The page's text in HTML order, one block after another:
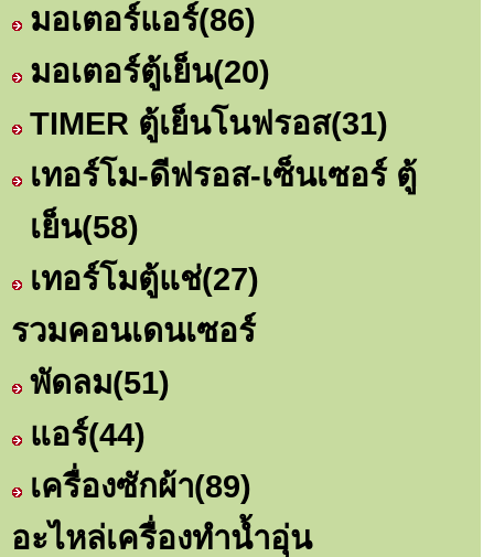
มอเตอร์แอร์(86)
มอเตอร์ตู้เย็น(20)
TIMER ตู้เย็นโนฟรอส(31)
เทอร์โม-ดีฟรอส-เซ็นเซอร์ ตู้
เย็น(58)
เทอร์โมตู้แช่(27)
รวมคอนเดนเซอร์
พัดลม(51)
แอร์(44)
เครื่องซักผ้า(89)
อะไหล่เครื่องทำน้ำอุ่น